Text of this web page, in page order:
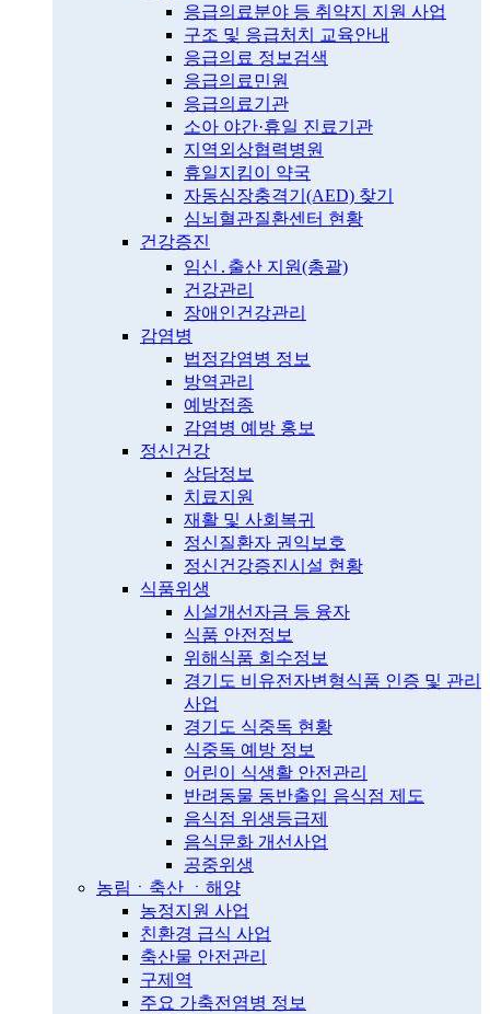
응급의료분야 등 취약지 지원 사업
구조 및 응급처치 교육안내
응급의료 정보검색
응급의료민원
응급의료기관
소아 야간·휴일 진료기관
지역외상협력병원
휴일지킴이 약국
자동심장충격기(AED) 찾기
심뇌혈관질환센터 현황
건강증진
임신․출산 지원(총괄)
건강관리
장애인건강관리
감염병
법정감염병 정보
방역관리
예방접종
감염병 예방 홍보
정신건강
상담정보
치료지원
재활 및 사회복귀
정신질환자 권익보호
정신건강증진시설 현황
식품위생
시설개선자금 등 융자
식품 안전정보
위해식품 회수정보
경기도 비유전자변형식품 인증 및 관리
사업
경기도 식중독 현황
식중독 예방 정보
어린이 식생활 안전관리
반려동물 동반출입 음식점 제도
음식점 위생등급제
음식문화 개선사업
공중위생
농림ㆍ축산 ㆍ해양
농정지원 사업
친환경 급식 사업
축산물 안전관리
구제역
주요 가축전염병 정보